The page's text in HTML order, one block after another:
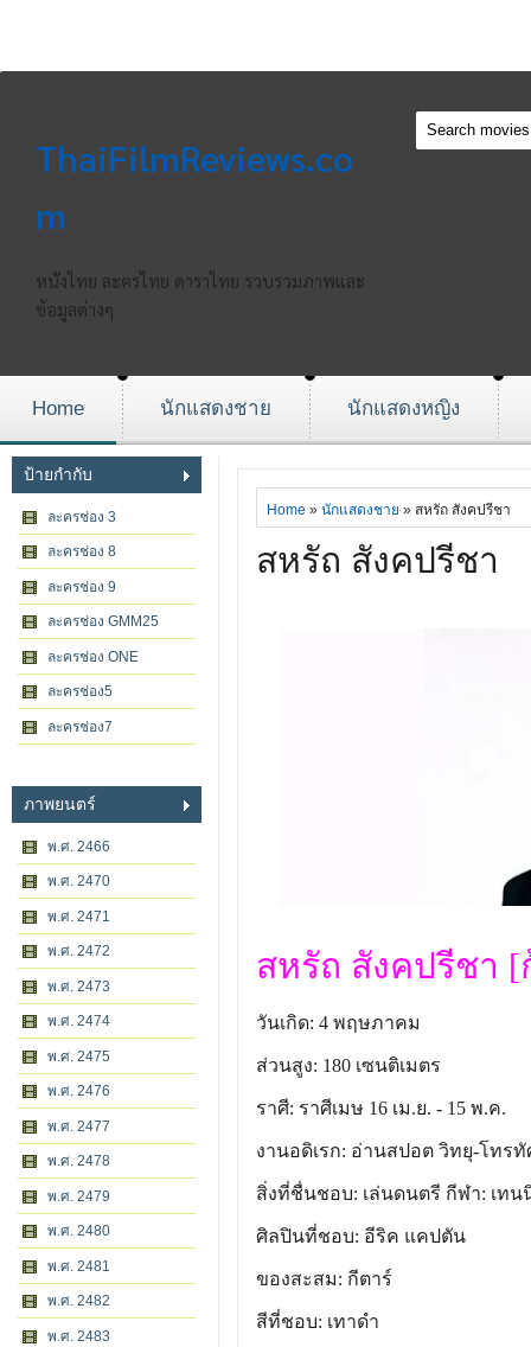
ThaiFilmReviews.co
m
หนังไทย ละครไทย ดาราไทย รวบรวมภาพและ
ข้อมูลต่างๆ
Home นักแสดงชาย นักแสดงหญิง
ป้ายกำกับ
ละครช่อง 3
ละครช่อง 8
ละครช่อง 9
ละครช่อง GMM25
ละครช่อง ONE
ละครช่อง5
ละครช่อง7
ภาพยนตร์
พ.ศ. 2466
พ.ศ. 2470
พ.ศ. 2471
พ.ศ. 2472
พ.ศ. 2473
พ.ศ. 2474
พ.ศ. 2475
พ.ศ. 2476
พ.ศ. 2477
พ.ศ. 2478
พ.ศ. 2479
พ.ศ. 2480
พ.ศ. 2481
พ.ศ. 2482
พ.ศ. 2483
Home » นักแสดงชาย » สหรัถ สังคปรีชา
สหรัถ สังคปรีชา
สหรัถ สังคปรีชา
วันเกิด: 4 พฤษภาคม
ส่วนสูง: 180 เซนติเมตร
ราศี: ราศีเมษ 16 เม.ย. - 15 พ.ค.
งานอดิเรก: อ่านสปอต วิทยุ-โทร
สิ่งที่ชื่นชอบ: เล่นดนตรี กีฬา: เท
ศิลปินที่ชอบ: อีริค แคปตัน
ของสะสม: กีตาร์
สีที่ชอบ: เทาดำ